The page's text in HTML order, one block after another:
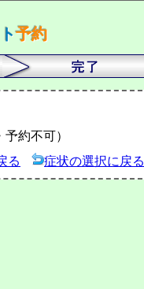
予約
約不可）
る
症状の選択に戻る